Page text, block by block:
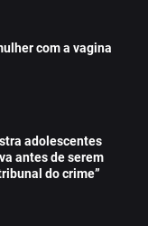
com a vagina
adolescentes
antes de serem
do crime”